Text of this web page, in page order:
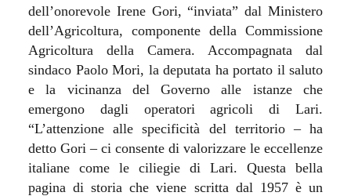
dell’onorevole Irene Gori, “inviata” dal Ministero
dell’Agricoltura, componente della Commissione
Agricoltura della Camera. Accompagnata dal
sindaco Paolo Mori, la deputata ha portato il saluto
e la vicinanza del Governo alle istanze che
emergono dagli operatori agricoli di Lari.
“L’attenzione alle specificità del territorio – ha
detto Gori – ci consente di valorizzare le eccellenze
italiane come le ciliegie di Lari. Questa bella
pagina di storia che viene scritta dal 1957 è un